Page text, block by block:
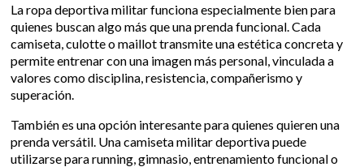
La ropa deportiva militar funciona especialmente bien para
quienes buscan algo más que una prenda funcional. Cada
camiseta, culotte o maillot transmite una estética concreta y
permite entrenar con una imagen más personal, vinculada a
valores como disciplina, resistencia, compañerismo y
superación.
También es una opción interesante para quienes quieren una
prenda versátil. Una camiseta militar deportiva puede
utilizarse para running, gimnasio, entrenamiento funcional o